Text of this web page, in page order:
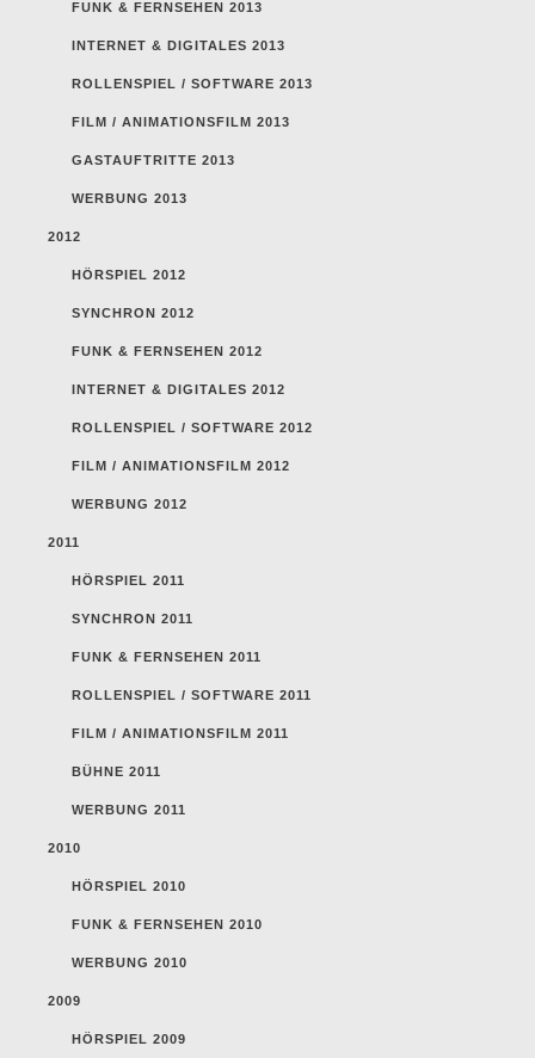
FUNK & FERNSEHEN 2013
INTERNET & DIGITALES 2013
ROLLENSPIEL / SOFTWARE 2013
FILM / ANIMATIONSFILM 2013
GASTAUFTRITTE 2013
WERBUNG 2013
2012
HÖRSPIEL 2012
SYNCHRON 2012
FUNK & FERNSEHEN 2012
INTERNET & DIGITALES 2012
ROLLENSPIEL / SOFTWARE 2012
FILM / ANIMATIONSFILM 2012
WERBUNG 2012
2011
HÖRSPIEL 2011
SYNCHRON 2011
FUNK & FERNSEHEN 2011
ROLLENSPIEL / SOFTWARE 2011
FILM / ANIMATIONSFILM 2011
BÜHNE 2011
WERBUNG 2011
2010
HÖRSPIEL 2010
FUNK & FERNSEHEN 2010
WERBUNG 2010
2009
HÖRSPIEL 2009